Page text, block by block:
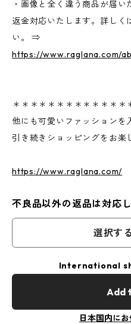
・画像と全く違う商品が届
返金対応いたします。詳しく
い。 ⇒
https://www.raglana.com/
＊＊＊＊＊＊＊＊＊＊＊＊＊
他にも可愛いファッションを
引き続きショッピングをお楽
https://www.raglana.com/
不良品以外の返品は対応
選択す
International
Add
日本国内に